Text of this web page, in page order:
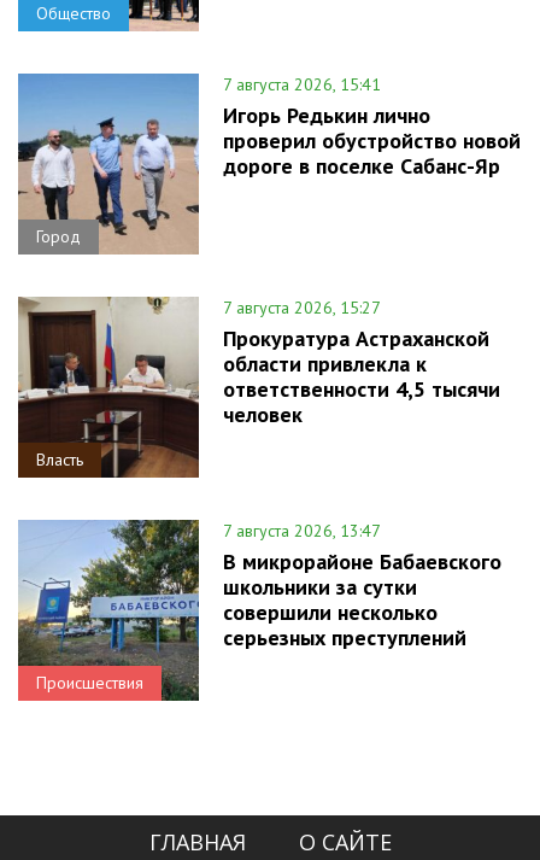
Общество
Город
7 августа 2026, 15:41
Игорь Редькин лично
проверил обустройство новой
дороге в поселке Сабанс-Яр
Власть
7 августа 2026, 15:27
Прокуратура Астраханской
области привлекла к
ответственности 4,5 тысячи
человек
Происшествия
7 августа 2026, 13:47
В микрорайоне Бабаевского
школьники за сутки
совершили несколько
серьезных преступлений
ГЛАВНАЯ
О САЙТЕ